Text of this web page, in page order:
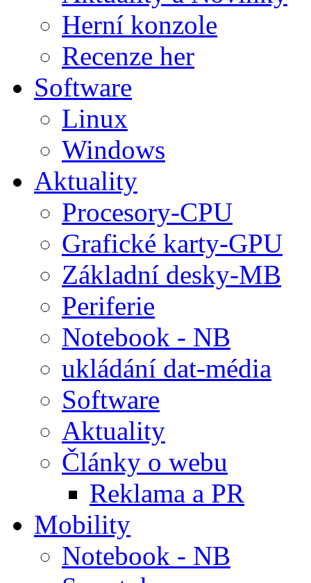
Herní konzole
Recenze her
Software
Linux
Windows
Aktuality
Procesory-CPU
Grafické karty-GPU
Základní desky-MB
Periferie
Notebook - NB
ukládání dat-média
Software
Aktuality
Články o webu
Reklama a PR
Mobility
Notebook - NB